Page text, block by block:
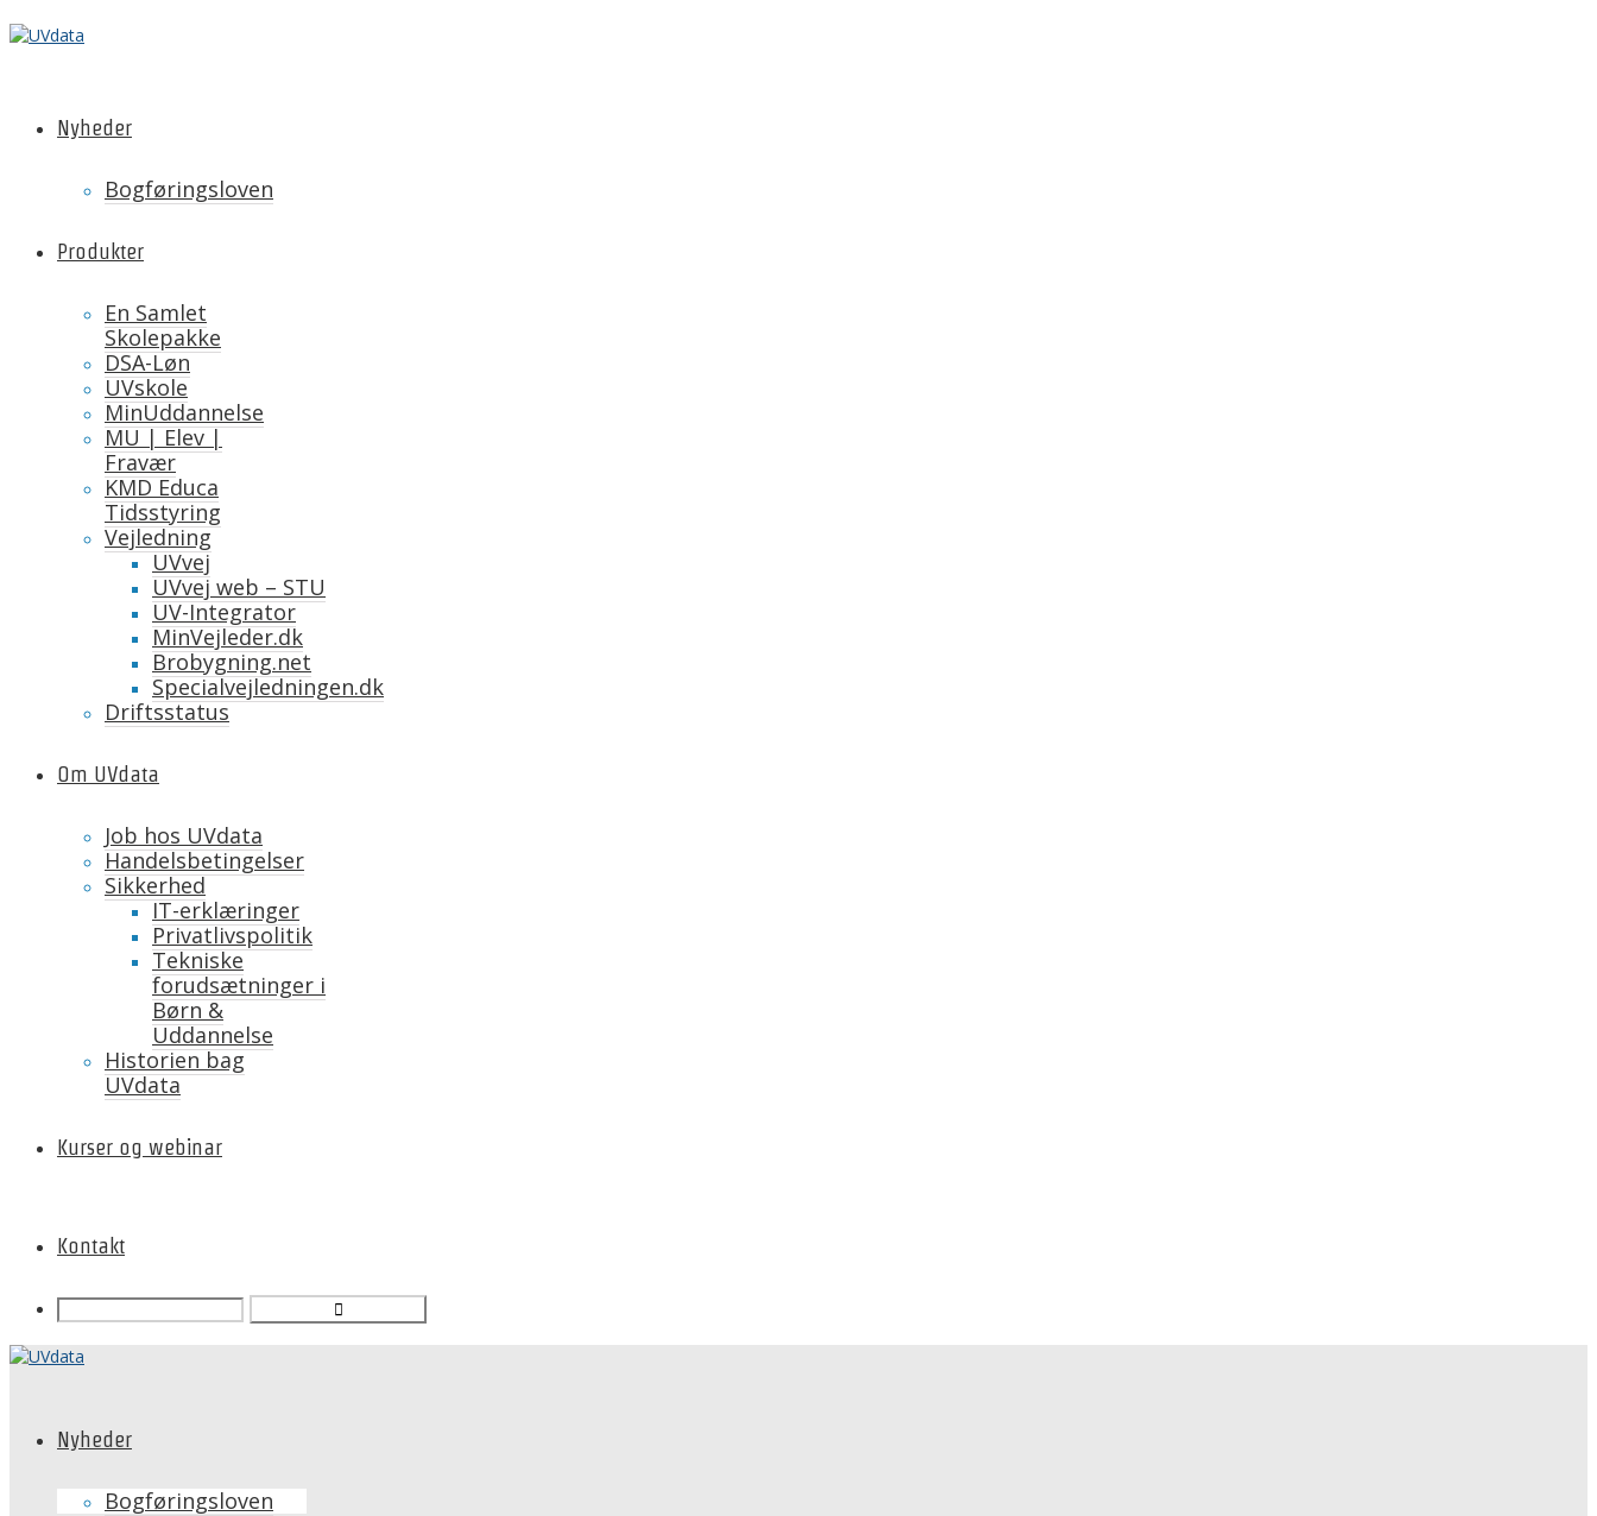
Nyheder
Bogføringsloven
Produkter
En Samlet
Skolepakke
DSA-Løn
UVskole
MinUddannelse
MU | Elev |
Fravær
KMD Educa
Tidsstyring
Vejledning
UVvej
UVvej web – STU
UV-Integrator
MinVejleder.dk
Brobygning.net
Specialvejledningen.dk
Driftsstatus
Om UVdata
Job hos UVdata
Handelsbetingelser
Sikkerhed
IT-erklæringer
Privatlivspolitik
Tekniske
forudsætninger i
Børn &
Uddannelse
Historien bag
UVdata
Kurser og webinar
Kontakt
Nyheder
Bogføringsloven